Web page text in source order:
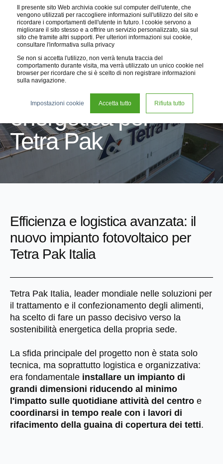
Il presente sito Web archivia cookie sul computer dell'utente, che
vengono utilizzati per raccogliere informazioni sull'utilizzo del sito e
ricordare i comportamenti dell'utente in futuro. I cookie servono a
migliorare il sito stesso e a offrire un servizio personalizzato, sia sul
sito che tramite altri supporti. Per ulteriori informazioni sui cookie,
consultare l'informativa sulla privacy
Se non si accetta l'utilizzo, non verrà tenuta traccia del
comportamento durante visita, ma verrà utilizzato un unico cookie nel
browser per ricordare che si è scelto di non registrare informazioni
sulla navigazione.
Impostazioni cookie Accetta tutto Rifiuta tutto
Efficienza
energetica per
Tetra Pak
Efficienza e logistica avanzata: il
nuovo impianto fotovoltaico per
Tetra Pak Italia
Tetra Pak Italia, leader mondiale nelle soluzioni per
il trattamento e il confezionamento degli alimenti,
ha scelto di fare un passo decisivo verso la
sostenibilità energetica della propria sede.
La sfida principale del progetto non è stata solo
tecnica, ma soprattutto logistica e organizzativa:
era fondamentale installare un impianto di
grandi dimensioni riducendo al minimo
l'impatto sulle quotidiane attività del centro e
coordinarsi in tempo reale con i lavori di
rifacimento della guaina di copertura dei tetti.